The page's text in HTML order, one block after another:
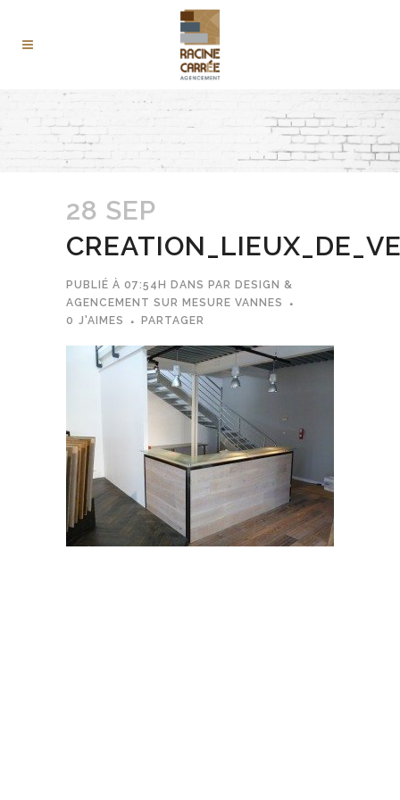
28 SEP
PUBLIÉ À 07:54H DANS PAR DESIGN &
AGENCEMENT SUR MESURE VANNES
0 J'AIMES PARTAGER